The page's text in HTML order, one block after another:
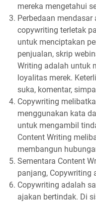
mereka mengetahui
Perbedaan
copywriting terletak
untuk menciptakan
penjualan, skrip
Writing adalah untuk
loyalitas merek.
suka, komentar,
Copywriting
menggunakan kata
untuk mengambil
Content Writing
membangun
Sementara Content
panjang, Copywriting
Copywriting adalah
ajakan bertindak. Di